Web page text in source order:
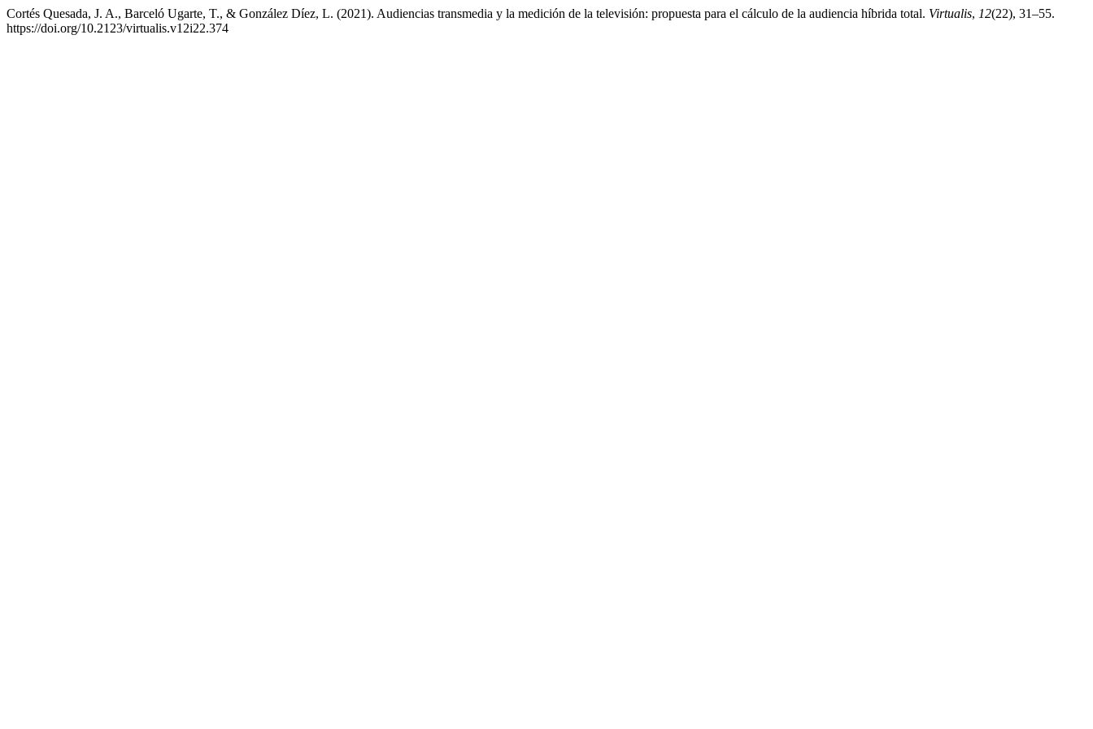
Cortés Quesada, J. A., Barceló Ugarte, T., & González Díez, L. (2021). Audiencias transmedia y la medición de la televisión: propuesta para el cálculo de la audiencia híbrida total. Virtualis, 12(22), 31–55.
https://doi.org/10.2123/virtualis.v12i22.374